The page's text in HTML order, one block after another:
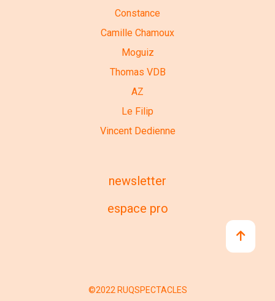
Constance
Camille Chamoux
Moguiz
Thomas VDB
AZ
Le Filip
Vincent Dedienne
newsletter
espace pro
©2022 RUQSPECTACLES